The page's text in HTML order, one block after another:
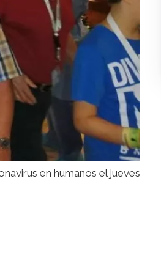
en humanos el jueves